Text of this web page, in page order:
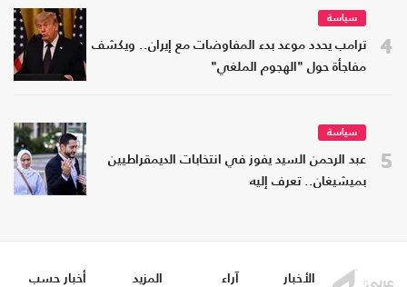
4
سياسة
ترامب يحدد موعد بدء المفاوضات مع إيران.. ويكشف
مفاجأة حول "الهجوم الملغي"
5
سياسة
عبد الرحمن السيد يفوز في انتخابات الديمقراطيين
بميشيغان.. تعرف إليه
الأخبار آراء المزيد
أخبار حسب